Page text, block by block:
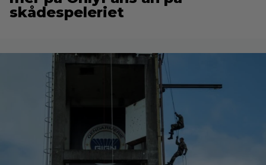
skådespeleriet